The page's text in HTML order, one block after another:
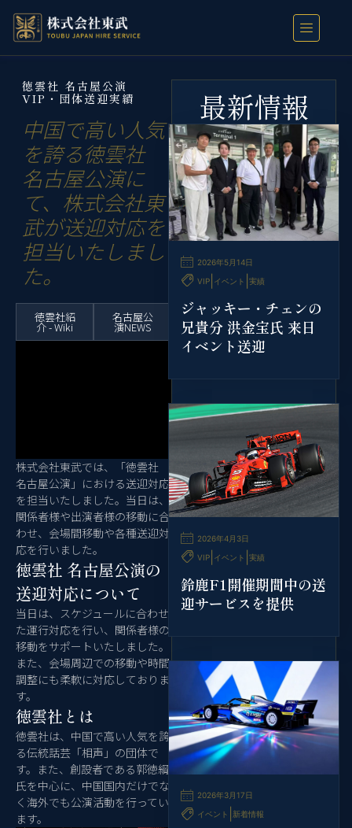
徳雲社 名古屋公演
VIP・団体送迎実績
中国で高い人気
を誇る徳雲社
名古屋公演に
て、株式会社東
武が送迎対応を
担当いたしまし
た。
徳雲社紹
介 - Wiki
名古屋公
演NEWS
株式会社東武では、「徳雲社
名古屋公演」における送迎対応
を担当いたしました。当日は、
関係者様や出演者様の移動に合
わせ、会場間移動や各種送迎対
応を行いました。
徳雲社 名古屋公演の
送迎対応について
当日は、スケジュールに合わせ
た運行対応を行い、関係者様の
移動をサポートいたしました。
また、会場周辺での移動や時間
調整にも柔軟に対応しておりま
す。
徳雲社とは
徳雲社は、中国で高い人気を誇
る伝統話芸「相声」の団体で
す。また、創設者である郭徳綱
氏を中心に、中国国内だけでな
く海外でも公演活動を行ってい
ます。
最新情報
2026年5月14日
VIP イベント |実績
ジャッキー・チェンの
兄貴分 洪金宝氏 来日
イベント送迎
2026年4月3日
VIP イベント |実績
鈴鹿F1開催期間中の送
迎サービスを提供
2026年3月17日
イベント |新着情報